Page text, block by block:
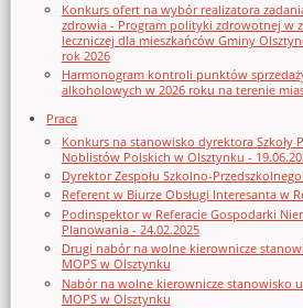
Konkurs ofert na wybór realizatora
zdrowia - Program polityki zdrowotnej w
leczniczej dla mieszkańców Gminy
rok 2026
Harmonogram kontroli punktów
alkoholowych w 2026 roku na terenie
Praca
Konkurs na stanowisko dyrektora Szkoły
Noblistów Polskich w Olsztynku -
Dyrektor Zespołu Szkolno-
Referent w Biurze Obsługi Interesanta w
Podinspektor w Referacie Gospodarki
Planowania - 24.02.2025
Drugi nabór na wolne kierownicze
MOPS w Olsztynku
Nabór na wolne kierownicze stanowisko
MOPS w Olsztynku